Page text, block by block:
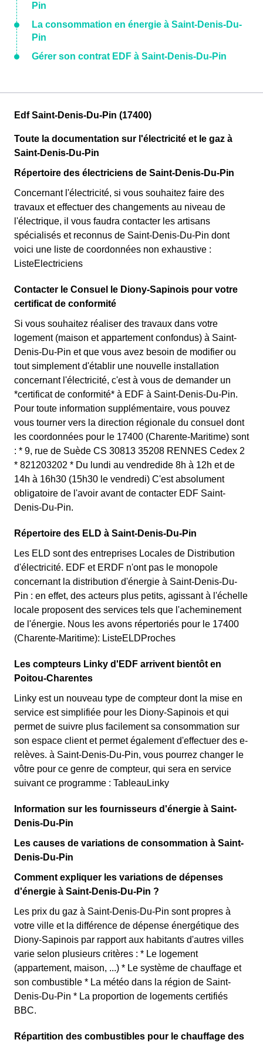
Pin
La consommation en énergie à Saint-Denis-Du-
Pin
Gérer son contrat EDF à Saint-Denis-Du-Pin
Edf Saint-Denis-Du-Pin (17400)
Toute la documentation sur l'électricité et le gaz à
Saint-Denis-Du-Pin
Répertoire des électriciens de Saint-Denis-Du-Pin
Concernant l'électricité, si vous souhaitez faire des
travaux et effectuer des changements au niveau de
l'électrique, il vous faudra contacter les artisans
spécialisés et reconnus de Saint-Denis-Du-Pin dont
voici une liste de coordonnées non exhaustive :
ListeElectriciens
Contacter le Consuel le Diony-Sapinois pour votre
certificat de conformité
Si vous souhaitez réaliser des travaux dans votre
logement (maison et appartement confondus) à Saint-
Denis-Du-Pin et que vous avez besoin de modifier ou
tout simplement d'établir une nouvelle installation
concernant l'électricité, c'est à vous de demander un
*certificat de conformité* à EDF à Saint-Denis-Du-Pin.
Pour toute information supplémentaire, vous pouvez
vous tourner vers la direction régionale du consuel dont
les coordonnées pour le 17400 (Charente-Maritime) sont
: * 9, rue de Suède CS 30813 35208 RENNES Cedex 2
* 821203202 * Du lundi au vendredide 8h à 12h et de
14h à 16h30 (15h30 le vendredi) C'est absolument
obligatoire de l'avoir avant de contacter EDF Saint-
Denis-Du-Pin.
Répertoire des ELD à Saint-Denis-Du-Pin
Les ELD sont des entreprises Locales de Distribution
d'électricité. EDF et ERDF n'ont pas le monopole
concernant la distribution d'énergie à Saint-Denis-Du-
Pin : en effet, des acteurs plus petits, agissant à l'échelle
locale proposent des services tels que l'acheminement
de l'énergie. Nous les avons répertoriés pour le 17400
(Charente-Maritime): ListeELDProches
Les compteurs Linky d'EDF arrivent bientôt en
Poitou-Charentes
Linky est un nouveau type de compteur dont la mise en
service est simplifiée pour les Diony-Sapinois et qui
permet de suivre plus facilement sa consommation sur
son espace client et permet également d'effectuer des e-
relèves. à Saint-Denis-Du-Pin, vous pourrez changer le
vôtre pour ce genre de compteur, qui sera en service
suivant ce programme : TableauLinky
Information sur les fournisseurs d'énergie à Saint-
Denis-Du-Pin
Les causes de variations de consommation à Saint-
Denis-Du-Pin
Comment expliquer les variations de dépenses
d'énergie à Saint-Denis-Du-Pin ?
Les prix du gaz à Saint-Denis-Du-Pin sont propres à
votre ville et la différence de dépense énergétique des
Diony-Sapinois par rapport aux habitants d'autres villes
varie selon plusieurs critères : * Le logement
(appartement, maison, ...) * Le système de chauffage et
son combustible * La météo dans la région de Saint-
Denis-Du-Pin * La proportion de logements certifiés
BBC.
Répartition des combustibles pour le chauffage des